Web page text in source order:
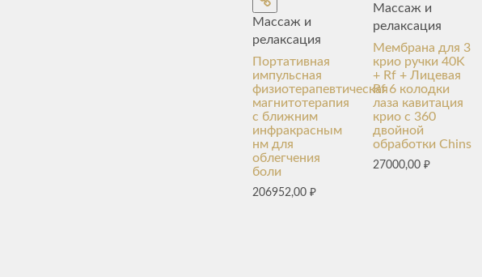
Массаж и
релаксация
Портативная
импульсная
физиотерапевтическая
магнитотерапия
с ближним
инфракрасным
нм для
облегчения
боли
206952,00 ₽
Массаж и
релаксация
Мембрана для 3
крио ручки 40K
+ Rf + Лицевая
Rf 6 колодки
лаза кавитация
крио с 360
двойной
обработки Chins
27000,00₽